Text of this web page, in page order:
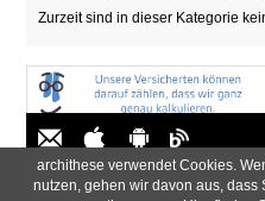
Zurzeit sind in dieser Kategorie
Navigation
überspringen
AGB Impressum
archithese verwendet Cookies.
nutzen, gehen wir davon aus,